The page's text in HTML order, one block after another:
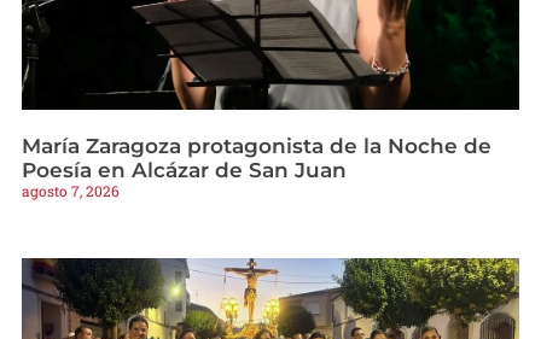
María Zaragoza protagonista de la Noche de
Poesía en Alcázar de San Juan
agosto 7, 2026